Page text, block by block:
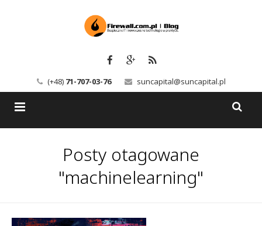
(+48) 71-707-03-76 suncapital@suncapital.pl
Kerio
Szkolenia
Posty otagowane
"machinelearning"